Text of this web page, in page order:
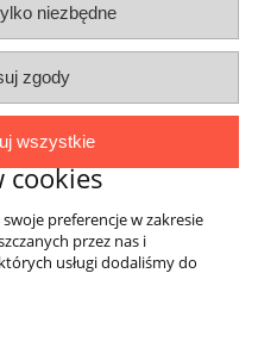
na rynku
zawiera
do fitnessu,
sportowego oraz
w sobie wysoką
innowacyjność
Wyroby marki
w
siłowniach, salach
sprawdzają się w
podczas
niezbędne
zgody
wszystkie
cookies
preferencje w zakresie
przez nas i
usługi dodaliśmy do